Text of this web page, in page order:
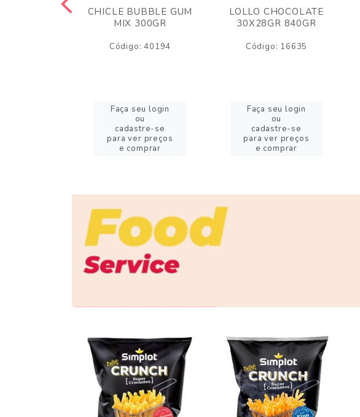
CHICLE BUBBLE GUM
MIX 300GR
Código: 40194
Faça seu login
ou
cadastre-se
para ver preços
e comprar
LOLLO CHOCOLATE
30X28GR 840GR
Código: 16635
Faça seu login
ou
cadastre-se
para ver preços
e comprar